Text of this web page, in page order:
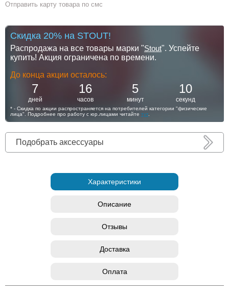
Отправить карту товара по смс
Скидка 20% на STOUT!
Распродажа на все товары марки "Stout". Успейте
купить! Акция ограничена по времени.
До конца акции осталось:
7
дней
16
часов
5
минут
10
секунд
* - Скидка по акции распространяется на потребителей категории "физические
лица". Подробнее про работу с юр.лицами читайте тут
Подобрать аксессуары
Характеристики
Описание
Отзывы
Доставка
Оплата